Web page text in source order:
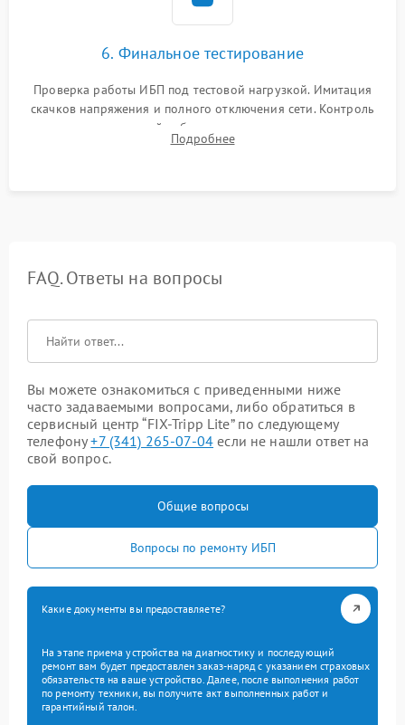
6. Финальное тестирование
Проверка работы ИБП под тестовой нагрузкой. Имитация
скачков напряжения и полного отключения сети. Контроль
времени автономной работы, температурного режима и
корректности формы выходного сигнала.
Подробнее
FAQ. Ответы на вопросы
Вы можете ознакомиться с приведенными ниже
часто задаваемыми вопросами, либо обратиться в
сервисный центр “FIX-Tripp Lite” по следующему
телефону+7 (341) 265-07-04 если не нашли ответ на
свой вопрос.
Общие вопросы
Вопросы по ремонту ИБП
Какие документы вы предоставляете?
На этапе приема устройства на диагностику и последующий
ремонт вам будет предоставлен заказ-наряд с указанием страховых
обязательств на ваше устройство. Далее, после выполнения работ
по ремонту техники, вы получите акт выполненных работ и
гарантийный талон.